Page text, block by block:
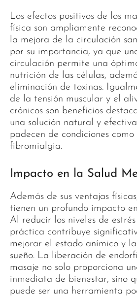
Los efectos positivos de los
física son ampliamente
la mejora de la circulación
por su importancia, ya que
circulación permite una
nutrición de las células,
eliminación de toxinas.
de la tensión muscular y el
crónicos son beneficios
una solución natural y
padecen de condiciones
fibromialgia.
Impacto en la Salud
Además de sus ventajas
tienen un profundo impacto
Al reducir los niveles de
práctica contribuye
mejorar el estado anímico y
sueño. La liberación de
masaje no solo proporciona
inmediata de bienestar, sino
puede ser una herramienta